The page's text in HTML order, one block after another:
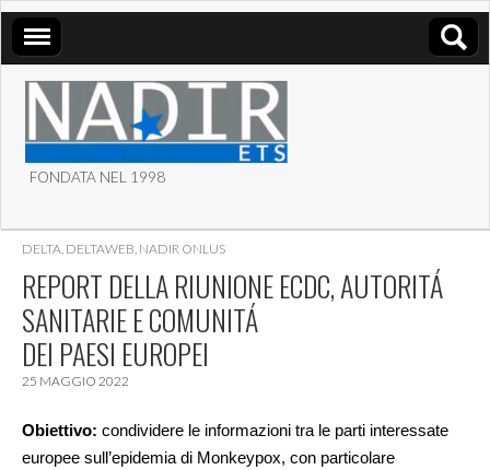
ASSOCIAZIONE NADIR
ETS
FONDATA NEL 1998
DELTA, DELTAWEB, NADIR ONLUS
REPORT DELLA RIUNIONE ECDC, AUTORITÁ
SANITARIE E COMUNITÁ
DEI PAESI EUROPEI
25 MAGGIO 2022
Obiettivo: condividere le informazioni tra le parti interessate
europee sull’epidemia di Monkeypox, con particolare